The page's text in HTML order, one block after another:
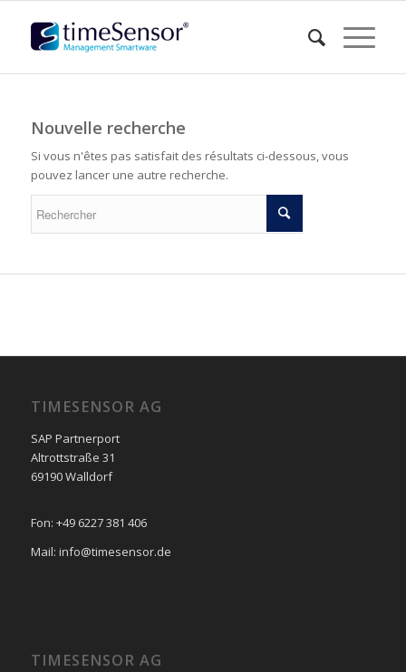
Nouvelle recherche
Si vous n'êtes pas satisfait des résultats ci-dessous, vous
pouvez lancer une autre recherche.
TIMESENSOR AG
SAP Partnerport
Altrottstraße 31
69190 Walldorf
Fon: +49 6227 381 406
Mail: info@timesensor.de
TIMESENSOR AG